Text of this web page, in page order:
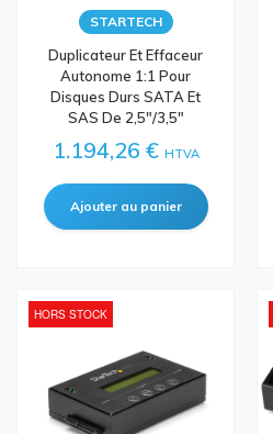
STARTECH
Duplicateur Et Effaceur
Autonome 1:1 Pour
Disques Durs SATA Et
SAS De 2,5"/3,5"
1.194,26 € HTVA
HORS STOCK